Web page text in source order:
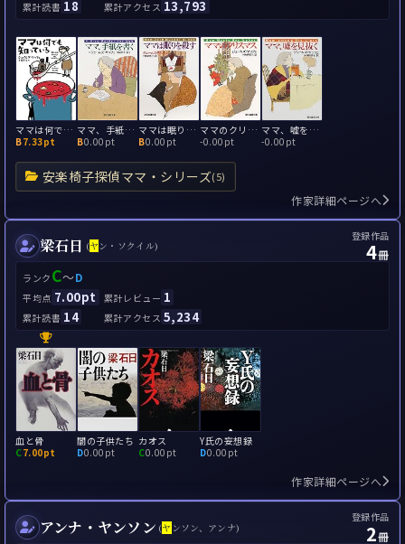
累計読書 18 累計アクセス 13,793
安楽椅子探偵ママ・シリーズ(5)
ママは何でも知っている
B7.33pt
ママ、手紙を書く
B0.00pt
ママは眠りを殺す
B0.00pt
ママのクリスマス
-0.00pt
ママ、嘘を見抜く
-0.00pt
作家詳細ページへ
梁石日 (ヤ ン・ソクイル)
登録作品
4冊
ランク C～D
平均点 7.00pt 累計レビュー 1
累計読書 14 累計アクセス 5,234
血と骨
C7.00pt
闇の子供たち
D0.00pt
カオス
C0.00pt
Y氏の妄想録
D0.00pt
作家詳細ページへ
アンナ・ヤンソン (ヤ ンソン、アンナ)
登録作品
2冊